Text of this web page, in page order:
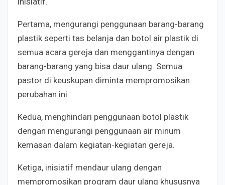
Pertama, mengurangi penggunaan barang-barang
plastik seperti tas belanja dan botol air plastik di
semua acara gereja dan menggantinya dengan
barang-barang yang bisa daur ulang. Semua
pastor di keuskupan diminta mempromosikan
perubahan ini.
Kedua, menghindari penggunaan botol plastik
dengan mengurangi penggunaan air minum
kemasan dalam kegiatan-kegiatan gereja.
Ketiga, inisiatif mendaur ulang dengan
mempromosikan program daur ulang khususnya